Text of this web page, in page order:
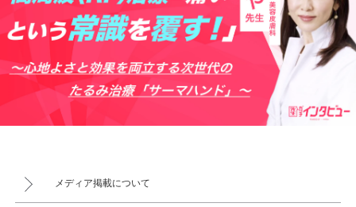
メディア掲載について